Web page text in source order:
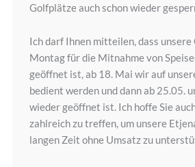
Golfplätze auch schon wieder
Ich darf Ihnen mitteilen, dass
Montag für die Mitnahme von
geöffnet ist, ab 18. Mai wir auf
bedient werden und dann ab 25.05.
wieder geöffnet ist. Ich hoffe Sie
zahlreich zu treffen, um unsere
langen Zeit ohne Umsatz zu